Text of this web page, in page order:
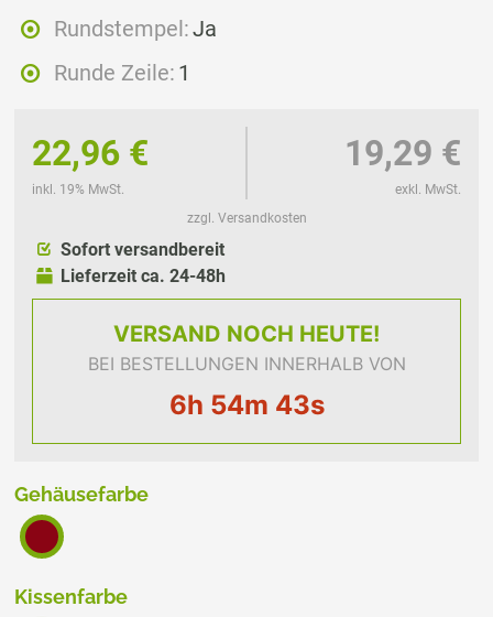
Rundstempel:Ja
Runde Zeile: 1
22,96 €
inkl. 19% MwSt.
19,29 €
exkl. MwSt.
zzgl. Versandkosten
Sofort versandbereit
Lieferzeit ca. 24-48h
VERSAND NOCH HEUTE!
BEI BESTELLUNGEN INNERHALB VON
6h 54m 43s
Gehäusefarbe
Kissenfarbe